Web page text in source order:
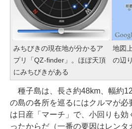
みちびきの現在地が分かるア
プリ「QZ-finder」。ほぼ天頂
にみちびきがある
地図
の辺
種子島は、長さ約48km、幅約
の島の各所を巡るにはクルマが必
は日産「マーチ」で、小回りも効
ったからだ（一番の要因はレンタ